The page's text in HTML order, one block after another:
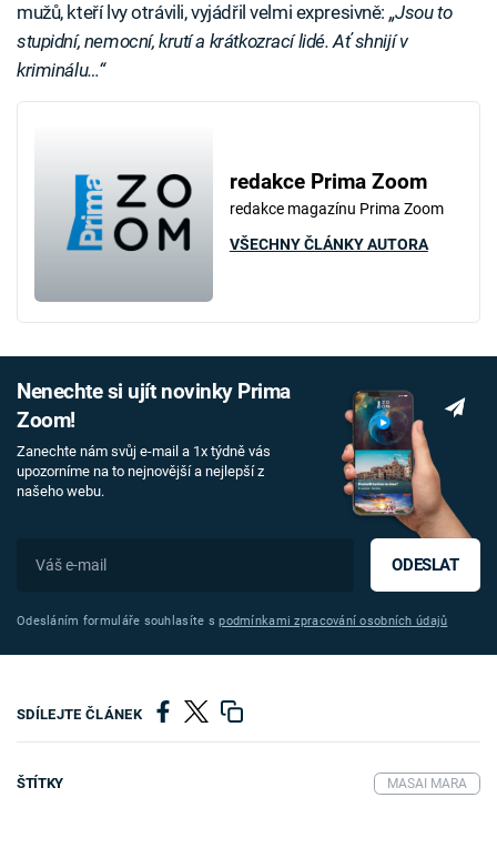
mužů, kteří lvy otrávili, vyjádřil velmi expresivně: „Jsou to
stupidní, nemocní, krutí a krátkozrací lidé. Ať shnijí v
kriminálu…“
redakce Prima Zoom
redakce magazínu Prima Zoom
VŠECHNY ČLÁNKY AUTORA
Nenechte si ujít novinky Prima
Zoom!
Zanechte nám svůj e-mail a 1x týdně vás
upozorníme na to nejnovější a nejlepší z
našeho webu.
ODESLAT
Odesláním formuláře souhlasíte spodmínkami zpracování osobních údajů
SDÍLEJTE ČLÁNEK
ŠTÍTKY MASAI MARA